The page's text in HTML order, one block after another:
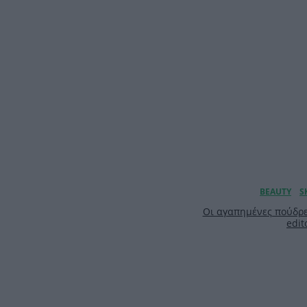
Οι αγαπημένες